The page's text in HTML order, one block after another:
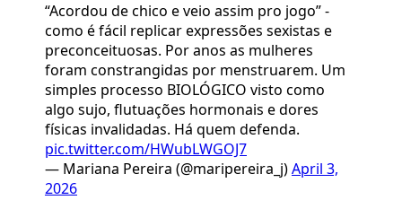
“Acordou de chico e veio assim pro jogo” -
como é fácil replicar expressões sexistas e
preconceituosas. Por anos as mulheres
foram constrangidas por menstruarem. Um
simples processo BIOLÓGICO visto como
algo sujo, flutuações hormonais e dores
físicas invalidadas. Há quem defenda.
pic.twitter.com/HWubLWGOJ7
— Mariana Pereira (@maripereira_j)April 3,
2026